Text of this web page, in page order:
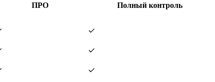
ПРО
Полный контроль